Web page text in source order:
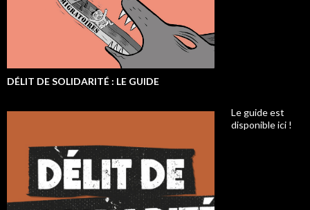
DÉLIT DE SOLIDARITÉ : LE GUIDE
Le guide est
disponible ici !